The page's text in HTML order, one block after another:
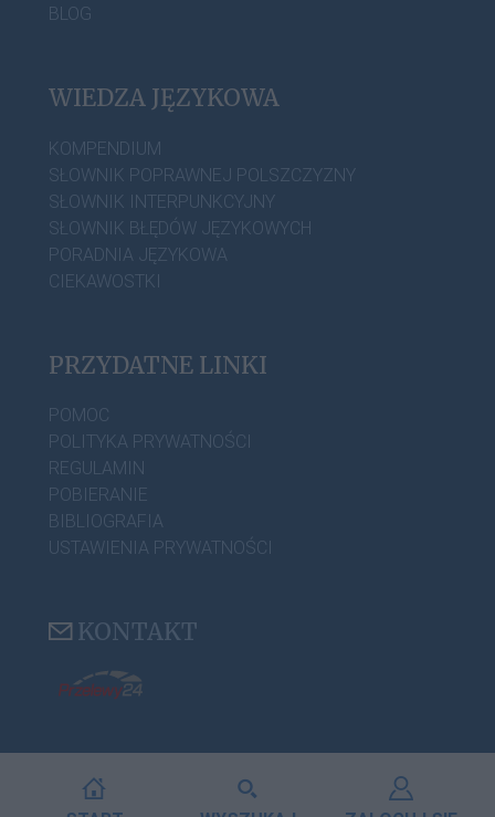
BLOG
WIEDZA JĘZYKOWA
KOMPENDIUM
SŁOWNIK POPRAWNEJ POLSZCZYZNY
SŁOWNIK INTERPUNKCYJNY
SŁOWNIK BŁĘDÓW JĘZYKOWYCH
PORADNIA JĘZYKOWA
CIEKAWOSTKI
PRZYDATNE LINKI
POMOC
POLITYKA PRYWATNOŚCI
REGULAMIN
POBIERANIE
BIBLIOGRAFIA
USTAWIENIA PRYWATNOŚCI
KONTAKT